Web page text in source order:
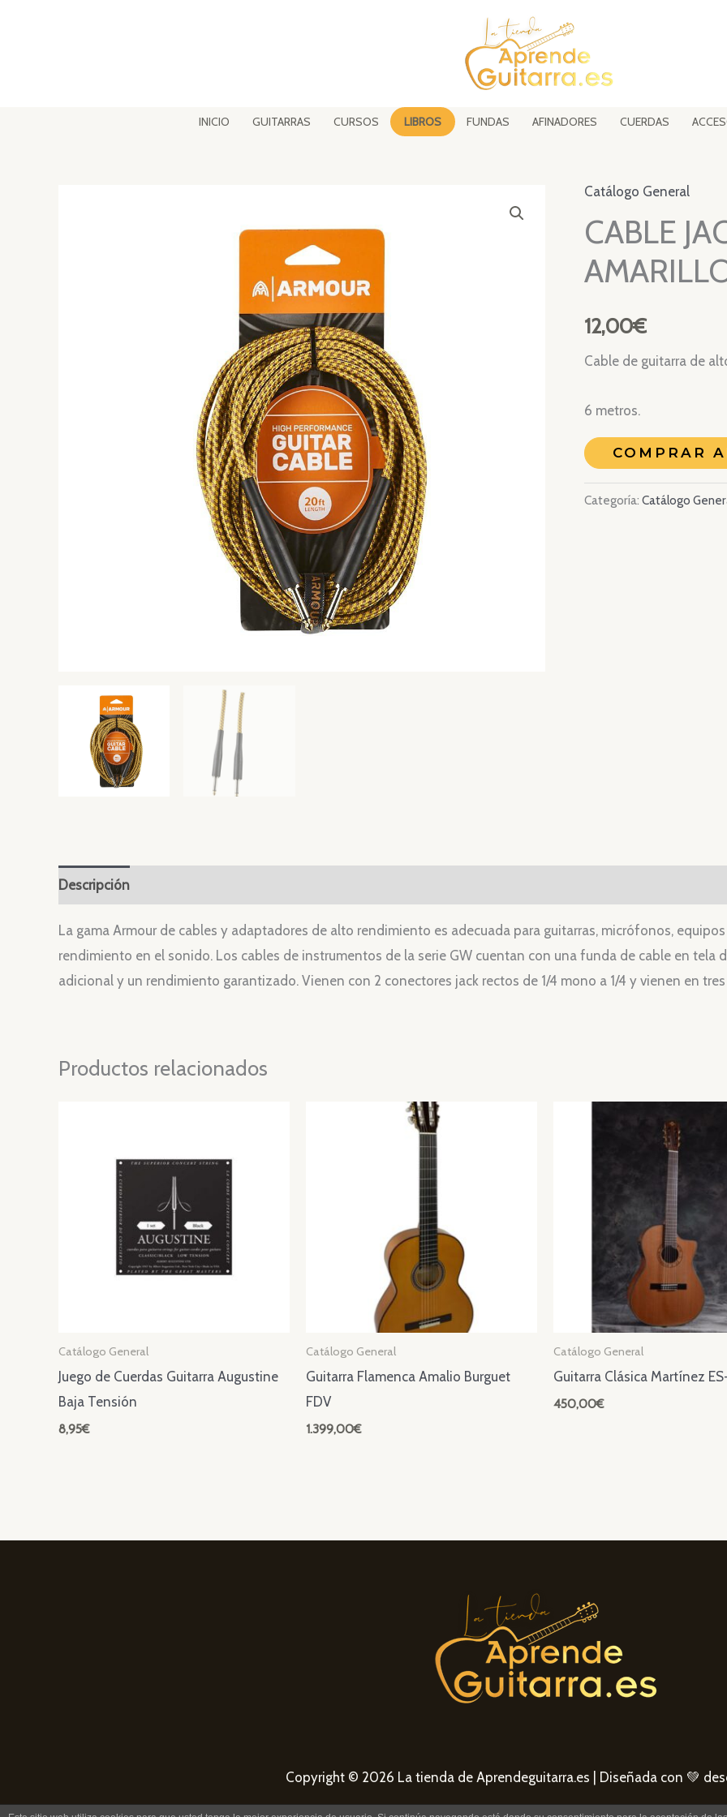
INICIO GUITARRAS CURSOS LIBROS FUNDAS AFINADORES CUERDAS
Catálogo General
CABLE
12,00€
Cable de guitarra de
6 metros.
COMPRAR
Categoría: Catálogo
Descripción
La gama Armour de cables y adaptadores de alto rendimiento es adecuada para guitarras, micrófonos,
rendimiento en el sonido. Los cables de instrumentos de la serie GW cuentan con una funda de cable en tela
adicional y un rendimiento garantizado. Vienen con 2 conectores jack rectos de 1/4 mono a 1/4 y vienen en
Productos relacionados
Catálogo General
Juego de Cuerdas Guitarra Augustine
Baja Tensión
8,95€
Catálogo General
Guitarra Flamenca Amalio Burguet
FDV
1.399,00€
Catálogo General
Guitarra Clásica Martínez
450,00€
Copyright © 2026 La tienda de Aprendeguitarra.es | Diseñada con 💚